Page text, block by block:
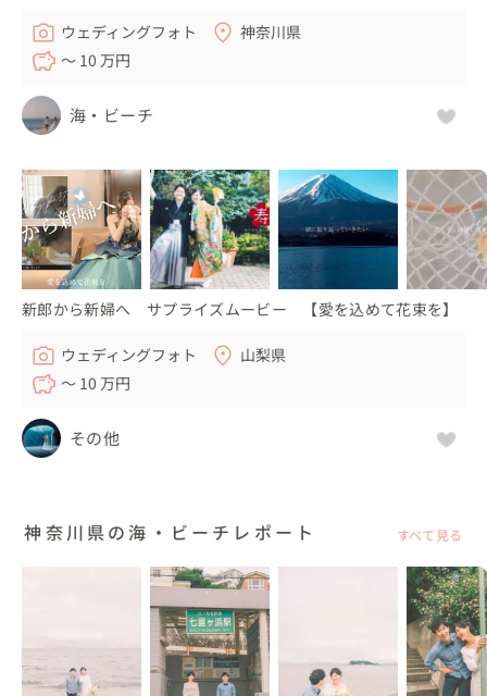
ウェディングフォト
神奈川県
〜 10 万円
海・ビーチ
新郎から新婦へ サプライズムービー 【愛を込めて花束を】
ウェディングフォト
山梨県
〜 10 万円
その他
神奈川県の海・ビーチレポート すべて見る